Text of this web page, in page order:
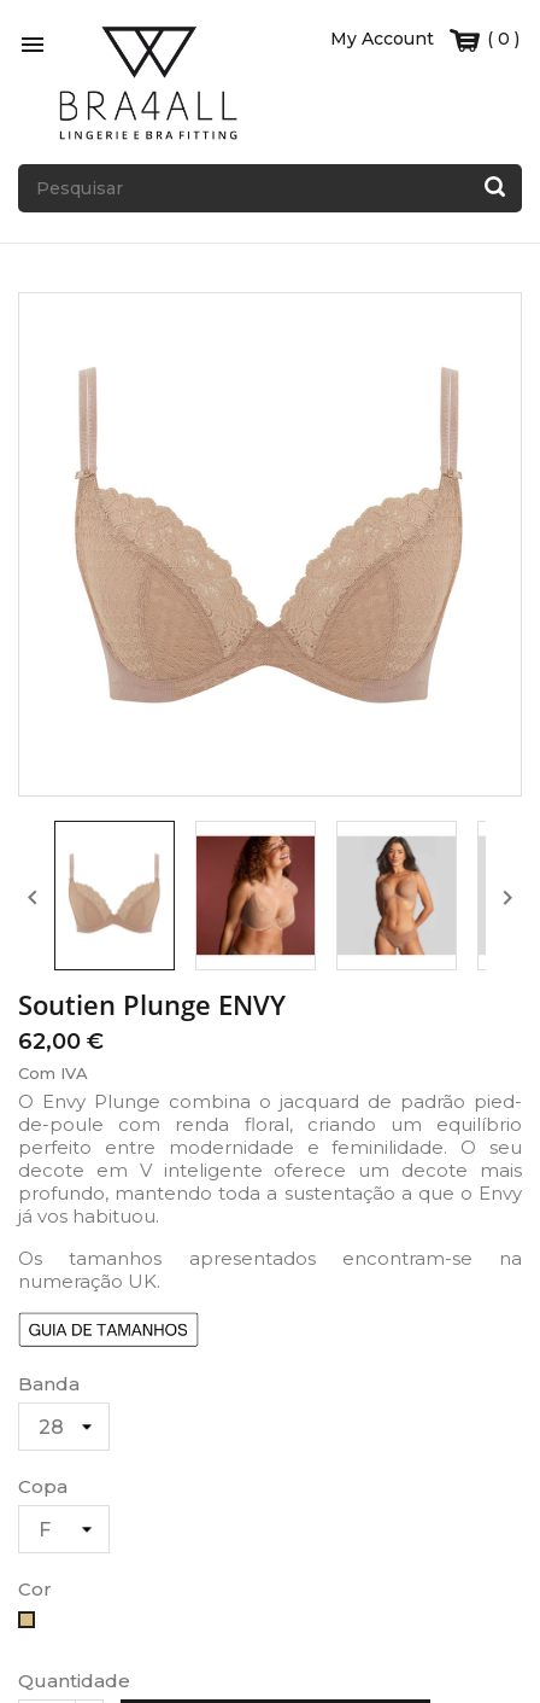
 ( 0 )
My Account
 
Soutien Plunge ENVY
62,00 €
Com IVA
O Envy Plunge combina o jacquard de padrão pied-
de-poule com renda floral, criando um equilíbrio
perfeito entre modernidade e feminilidade. O seu
decote em V inteligente oferece um decote mais
profundo, mantendo toda a sustentação a que o Envy
já vos habituou.
Os tamanhos apresentados encontram-se na
numeração UK.
Banda
Copa
Cor
Honey
Quantidade